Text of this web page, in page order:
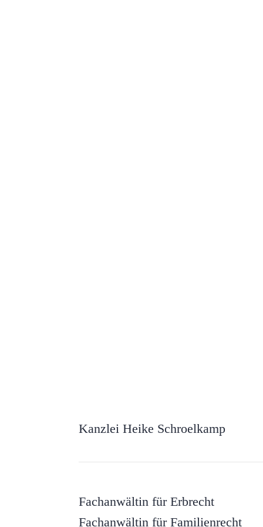
Kanzlei Heike Schroelkamp
Fachanwältin für Erbrecht
Fachanwältin für Familienrecht